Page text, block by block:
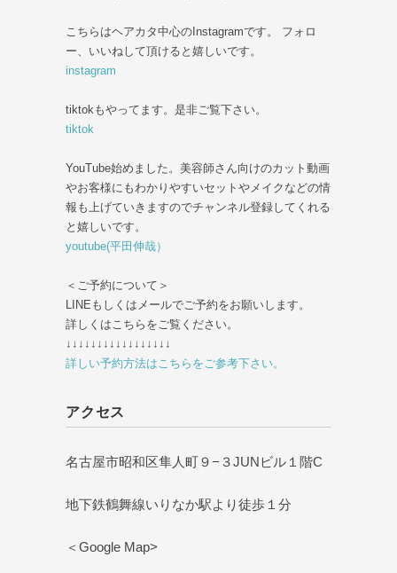
こちらはヘアカタ中心のInstagramです。 フォロ
ー、いいねして頂けると嬉しいです。
instagram
tiktokもやってます。是非ご覧下さい。
tiktok
YouTube始めました。美容師さん向けのカット動画
やお客様にもわかりやすいセットやメイクなどの情
報も上げていきますのでチャンネル登録してくれる
と嬉しいです。
youtube(平田伸哉）
＜ご予約について＞
LINEもしくはメールでご予約をお願いします。
詳しくはこちらをご覧ください。
↓↓↓↓↓↓↓↓↓↓↓↓↓↓↓↓↓
詳しい予約方法はこちらをご参考下さい。
アクセス
名古屋市昭和区隼人町９−３JUNビル１階C
地下鉄鶴舞線いりなか駅より徒歩１分
＜Google Map>